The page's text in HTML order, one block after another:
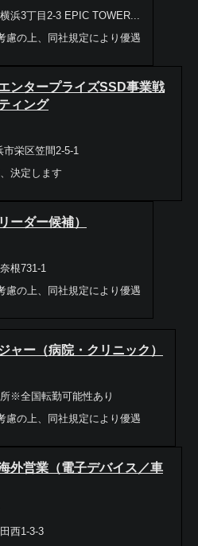
浜3丁目2-3 EPIC TOWER...
慮の上、同社規定により優遇
ンタープライズSSD事業戦
ィング
栄区笠間2-5-1
決定します
ーダー候補）
根731-1
慮の上、同社規定により優遇
ャー（病院・クリニック）
※全国転勤可能性あり
慮の上、同社規定により優遇
外営業（電子デバイス／車
西1-3-3